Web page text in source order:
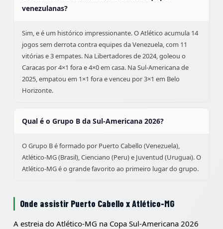
venezulanas?
Sim, e é um histórico impressionante. O Atlético acumula 14
jogos sem derrota contra equipes da Venezuela, com 11
vitórias e 3 empates. Na Libertadores de 2024, goleou o
Caracas por 4×1 fora e 4×0 em casa. Na Sul-Americana de
2025, empatou em 1×1 fora e venceu por 3×1 em Belo
Horizonte.
Qual é o Grupo B da Sul-Americana 2026?
O Grupo B é formado por Puerto Cabello (Venezuela),
Atlético-MG (Brasil), Cienciano (Peru) e Juventud (Uruguai). O
Atlético-MG é o grande favorito ao primeiro lugar do grupo.
Onde assistir Puerto Cabello x Atlético-MG
A estreia do Atlético-MG na Copa Sul-Americana 2026